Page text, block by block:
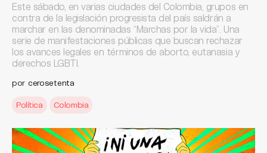
Este sábado, en varias ciudades del Colombia, grupos en
contra de la legislación progresista del país saldrán a
marchar en las denominadas “Marchas por la vida”. Una
serie de manifestaciones públicas que buscan rechazar
los avances legales en términos de aborto, eutanasia y
derechos LGBTI.
por cerosetenta
Política Colombia